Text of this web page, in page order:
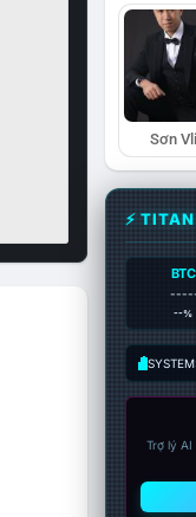
Sơn
⚡
BTC
--%
Trợ lý